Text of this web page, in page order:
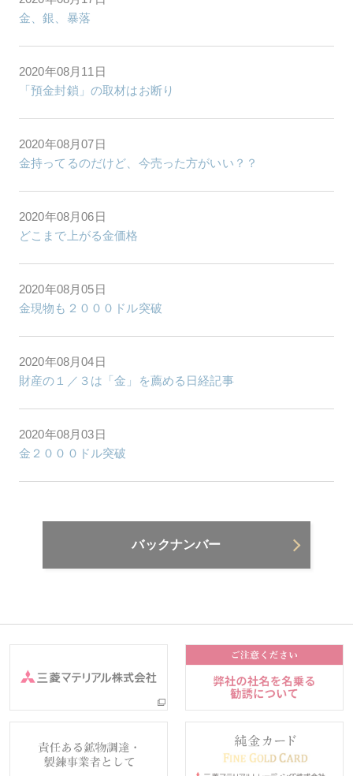
金、銀、暴落
2020年08月11日
「預金封鎖」の取材はお断り
2020年08月07日
金持ってるのだけど、今売った方がいい？？
2020年08月06日
どこまで上がる金価格
2020年08月05日
金現物も２０００ドル突破
2020年08月04日
財産の１／３は「金」を薦める日経記事
2020年08月03日
金２０００ドル突破
バックナンバー